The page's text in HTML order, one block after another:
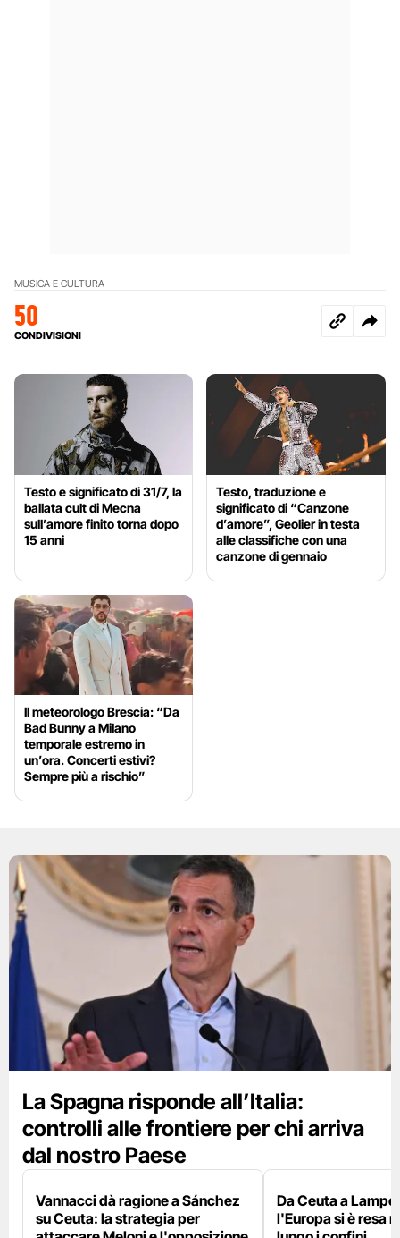
MUSICA E CULTURA
50
CONDIVISIONI
Testo e significato di 31/7, la
ballata cult di Mecna
sull’amore finito torna dopo
15 anni
Testo, traduzione e
significato di “Canzone
d’amore”, Geolier in testa
alle classifiche con una
canzone di gennaio
Il meteorologo Brescia: “Da
Bad Bunny a Milano
temporale estremo in
un’ora. Concerti estivi?
Sempre più a rischio”
La Spagna risponde all’Italia:
controlli alle frontiere per chi arriva
dal nostro Paese
Vannacci dà ragione a Sánchez
su Ceuta: la strategia per
Da Ceuta a
l'Europa si è resa